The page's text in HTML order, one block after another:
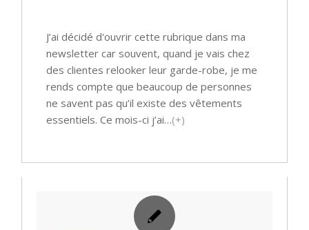
J’ai décidé d'ouvrir cette rubrique dans ma
newsletter car souvent, quand je vais chez
des clientes relooker leur garde-robe, je me
rends compte que beaucoup de personnes
ne savent pas qu’il existe des vêtements
essentiels. Ce mois-ci j’ai…(+)